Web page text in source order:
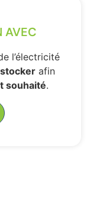
AVEC
l’électricité
stockerafin
souhaité.